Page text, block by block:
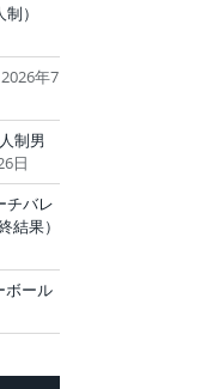
）
2026年7
制男
日
チバレ
結果）
ボール